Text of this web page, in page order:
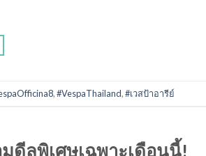
,#VespaThailand,#เวสป้าอารีย์
มดีลพิเศษเฉพาะเดือนนี้!